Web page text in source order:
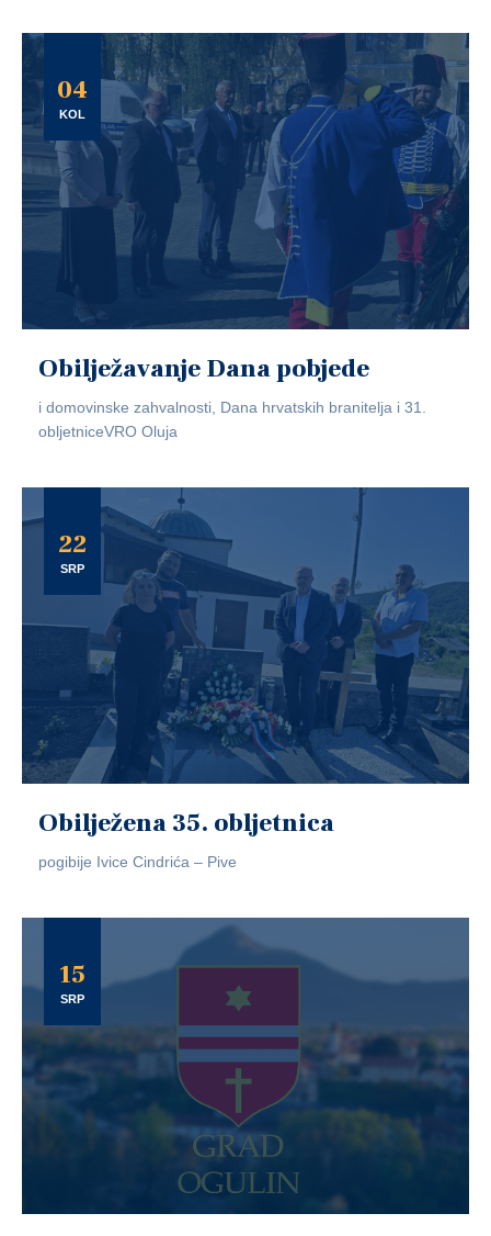
04
KOL
Obilježavanje Dana pobjede
i domovinske zahvalnosti, Dana hrvatskih branitelja i 31.
obljetniceVRO Oluja
22
SRP
Obilježena 35. obljetnica
pogibije Ivice Cindrića – Pive
15
SRP